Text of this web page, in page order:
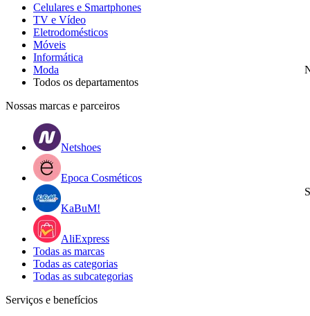
Celulares e Smartphones
TV e Vídeo
Eletrodomésticos
Móveis
Informática
Moda
Todos os departamentos
Nossas marcas e parceiros
Netshoes
Epoca Cosméticos
KaBuM!
AliExpress
Todas as marcas
Todas as categorias
Todas as subcategorias
Serviços e benefícios